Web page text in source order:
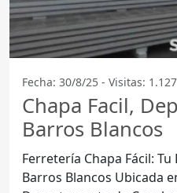
Fecha: 30/8/25 - Visitas: 1.127
Chapa Facil,
Barros Blancos
Ferretería Chapa Fácil:
Barros Blancos Ubicada en 15500 Barros Blancos,